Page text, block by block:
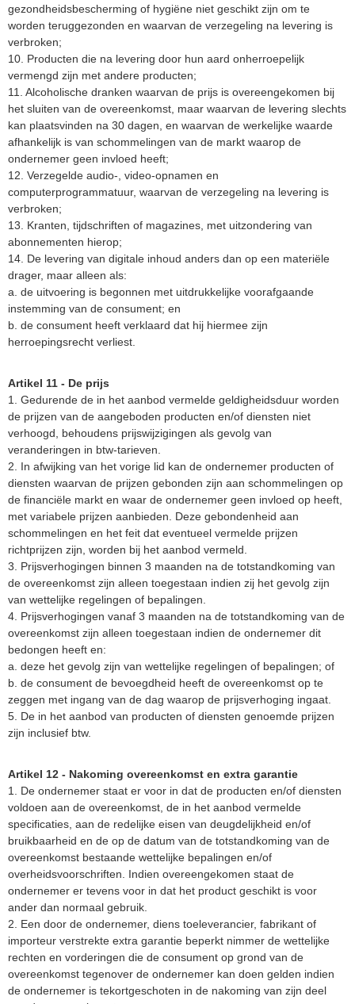
gezondheidsbescherming of hygiëne niet geschikt zijn om te
worden teruggezonden en waarvan de verzegeling na levering is
verbroken;
10. Producten die na levering door hun aard onherroepelijk
vermengd zijn met andere producten;
11. Alcoholische dranken waarvan de prijs is overeengekomen bij
het sluiten van de overeenkomst, maar waarvan de levering slechts
kan plaatsvinden na 30 dagen, en waarvan de werkelijke waarde
afhankelijk is van schommelingen van de markt waarop de
ondernemer geen invloed heeft;
12. Verzegelde audio-, video-opnamen en
computerprogrammatuur, waarvan de verzegeling na levering is
verbroken;
13. Kranten, tijdschriften of magazines, met uitzondering van
abonnementen hierop;
14. De levering van digitale inhoud anders dan op een materiële
drager, maar alleen als:
a. de uitvoering is begonnen met uitdrukkelijke voorafgaande
instemming van de consument; en
b. de consument heeft verklaard dat hij hiermee zijn
herroepingsrecht verliest.
Artikel 11 - De prijs
1. Gedurende de in het aanbod vermelde geldigheidsduur worden
de prijzen van de aangeboden producten en/of diensten niet
verhoogd, behoudens prijswijzigingen als gevolg van
veranderingen in btw-tarieven.
2. In afwijking van het vorige lid kan de ondernemer producten of
diensten waarvan de prijzen gebonden zijn aan schommelingen op
de financiële markt en waar de ondernemer geen invloed op heeft,
met variabele prijzen aanbieden. Deze gebondenheid aan
schommelingen en het feit dat eventueel vermelde prijzen
richtprijzen zijn, worden bij het aanbod vermeld.
3. Prijsverhogingen binnen 3 maanden na de totstandkoming van
de overeenkomst zijn alleen toegestaan indien zij het gevolg zijn
van wettelijke regelingen of bepalingen.
4. Prijsverhogingen vanaf 3 maanden na de totstandkoming van de
overeenkomst zijn alleen toegestaan indien de ondernemer dit
bedongen heeft en:
a. deze het gevolg zijn van wettelijke regelingen of bepalingen; of
b. de consument de bevoegdheid heeft de overeenkomst op te
zeggen met ingang van de dag waarop de prijsverhoging ingaat.
5. De in het aanbod van producten of diensten genoemde prijzen
zijn inclusief btw.
Artikel 12 - Nakoming overeenkomst en extra garantie
1. De ondernemer staat er voor in dat de producten en/of diensten
voldoen aan de overeenkomst, de in het aanbod vermelde
specificaties, aan de redelijke eisen van deugdelijkheid en/of
bruikbaarheid en de op de datum van de totstandkoming van de
overeenkomst bestaande wettelijke bepalingen en/of
overheidsvoorschriften. Indien overeengekomen staat de
ondernemer er tevens voor in dat het product geschikt is voor
ander dan normaal gebruik.
2. Een door de ondernemer, diens toeleverancier, fabrikant of
importeur verstrekte extra garantie beperkt nimmer de wettelijke
rechten en vorderingen die de consument op grond van de
overeenkomst tegenover de ondernemer kan doen gelden indien
de ondernemer is tekortgeschoten in de nakoming van zijn deel